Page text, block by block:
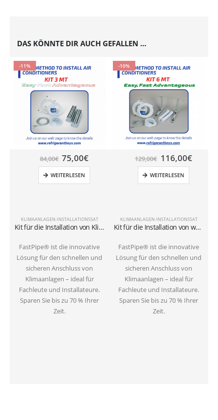
DAS KÖNNTE DIR AUCH GEFALLEN …
-11%
KLIMAANLAGEN-INSTALLATIONSSAT
Kit für die Installation von Klimaanlagen am Boden mit 3-Meter-Rohren 1/4″+3/8″SAE
FastPipe® ist die innovative
Lösung für den schnellen und
sicheren Anschluss von
Klimaanlagen – ideal für
Fachleute und Installateure.
Sparen Sie bis zu 70 % Ihrer
Zeit.
84,00€ 75,00€
WEITERLESEN
-10%
KLIMAANLAGEN-INSTALLATIONSSAT
Kit für die Installation von wandmontierten Klimaanlagen mit 6-Meter-Rohren 1/4″+3/8″SAE
FastPipe® ist die innovative
Lösung für den schnellen und
sicheren Anschluss von
Klimaanlagen – ideal für
Fachleute und Installateure.
Sparen Sie bis zu 70 % Ihrer
Zeit.
129,00€ 116,00€
WEITERLESEN